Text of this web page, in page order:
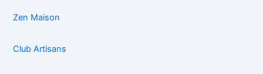
Zen Maison
Club Artisans